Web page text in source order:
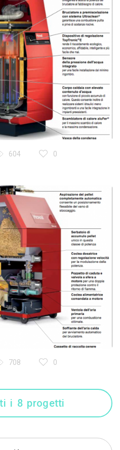
604 0
708 0
i 8 progetti